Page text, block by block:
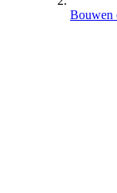
Bouwen